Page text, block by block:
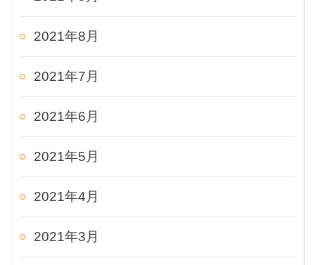
2021年8月
2021年7月
2021年6月
2021年5月
2021年4月
2021年3月